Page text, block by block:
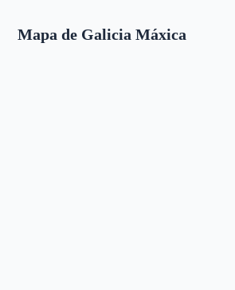
Mapa de Galicia Máxica